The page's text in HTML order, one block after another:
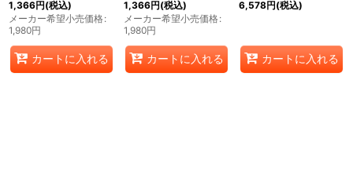
1,366円(税込)
メーカー希望小売価格:
1,980円
カートに入れる
1,366円(税込)
メーカー希望小売価格:
1,980円
カートに入れる
6,578円(税込)
カートに入れる